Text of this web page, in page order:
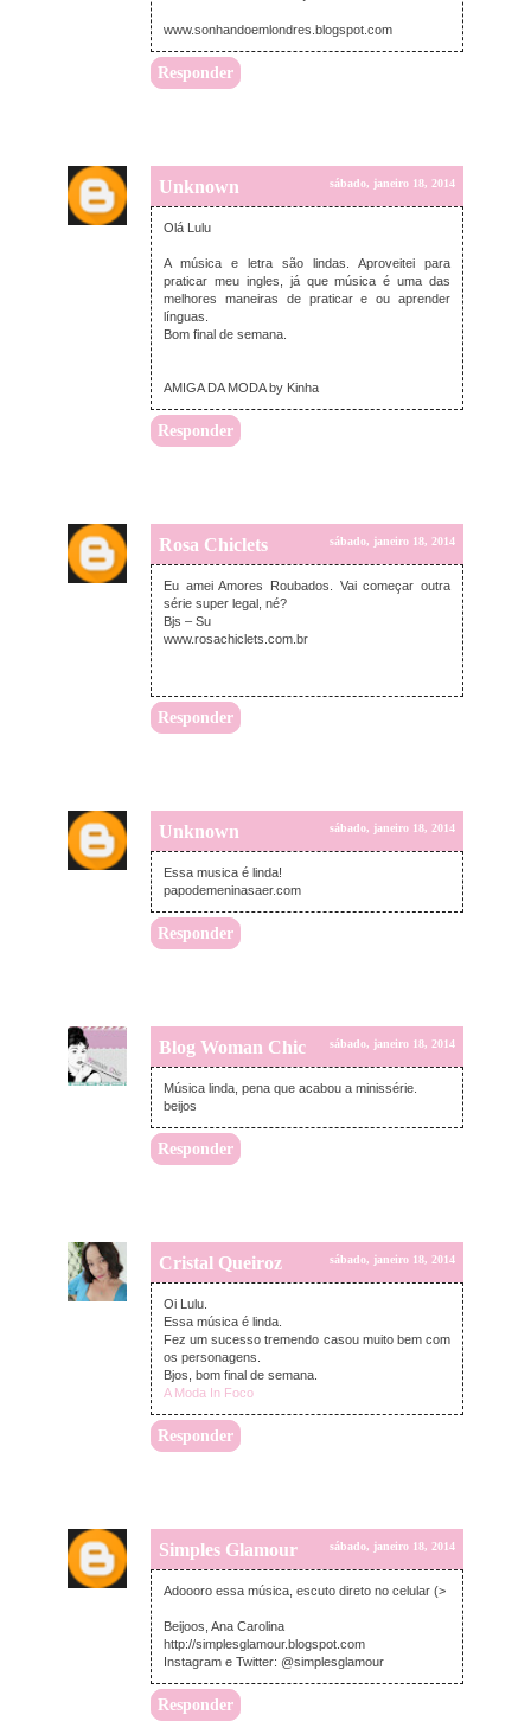
www.sonhandoemlondres.blogspot.com
Responder
Unknown sábado, janeiro 18, 2014
Olá Lulu
A música e letra são lindas. Aproveitei para
praticar meu ingles, já que música é uma das
melhores maneiras de praticar e ou aprender
línguas.
Bom final de semana.
AMIGA DA MODA by Kinha
Responder
Rosa Chiclets sábado, janeiro 18, 2014
Eu amei Amores Roubados. Vai começar outra
série super legal, né?
Bjs – Su
www.rosachiclets.com.br
Responder
Unknown sábado, janeiro 18, 2014
Essa musica é linda!
papodemeninasaer.com
Responder
Blog Woman Chic sábado, janeiro 18, 2014
Música linda, pena que acabou a minissérie.
beijos
Responder
Cristal Queiroz sábado, janeiro 18, 2014
Oi Lulu.
Essa música é linda.
Fez um sucesso tremendo casou muito bem com
os personagens.
Bjos, bom final de semana.
A Moda In Foco
Responder
Simples Glamour sábado, janeiro 18, 2014
Adoooro essa música, escuto direto no celular (>
Beijoos, Ana Carolina
http://simplesglamour.blogspot.com
Instagram e Twitter: @simplesglamour
Responder